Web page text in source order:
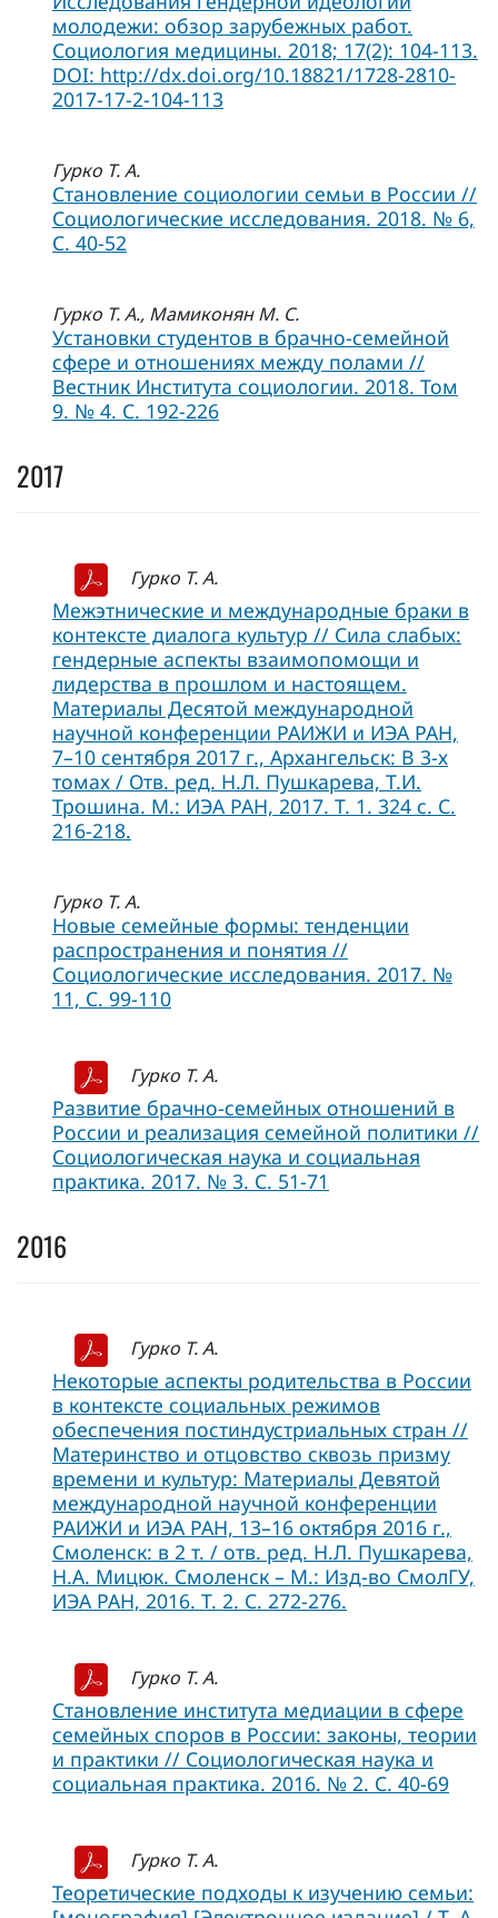
молодежи: обзор зарубежных работ.
Социология медицины. 2018; 17(2): 104-113.
DOI: http://dx.doi.org/10.18821/1728-2810-
2017-17-2-104-113
Гурко Т. А.
Становление социологии семьи в России //
Социологические исследования. 2018. № 6,
C. 40-52
Гурко Т. А., Мамиконян М. С.
Установки студентов в брачно-семейной
сфере и отношениях между полами //
Вестник Института социологии. 2018. Том
9. № 4. C. 192-226
2017
Гурко Т. А.
Межэтнические и международные браки в
контексте диалога культур // Сила слабых:
гендерные аспекты взаимопомощи и
лидерства в прошлом и настоящем.
Материалы Десятой международной
научной конференции РАИЖИ и ИЭА РАН,
7–10 сентября 2017 г., Архангельск: В 3-х
томах / Отв. ред. Н.Л. Пушкарева, Т.И.
Трошина. М.: ИЭА РАН, 2017. Т. 1. 324 с. С.
216-218.
Гурко Т. А.
Новые семейные формы: тенденции
распространения и понятия //
Социологические исследования. 2017. №
11, C. 99-110
Гурко Т. А.
Развитие брачно-семейных отношений в
России и реализация семейной политики //
Социологическая наука и социальная
практика. 2017. № 3. С. 51-71
2016
Гурко Т. А.
Некоторые аспекты родительства в России
в контексте социальных режимов
обеспечения постиндустриальных стран //
Материнство и отцовство сквозь призму
времени и культур: Материалы Девятой
международной научной конференции
РАИЖИ и ИЭА РАН, 13–16 октября 2016 г.,
Смоленск: в 2 т. / отв. ред. Н.Л. Пушкарева,
Н.А. Мицюк. Смоленск – М.: Изд-во СмолГУ,
ИЭА РАН, 2016. Т. 2. С. 272-276.
Гурко Т. А.
Становление института медиации в сфере
семейных споров в России: законы, теории
и практики // Социологическая наука и
социальная практика. 2016. № 2. С. 40-69
Гурко Т. А.
Теоретические подходы к изучению семьи: